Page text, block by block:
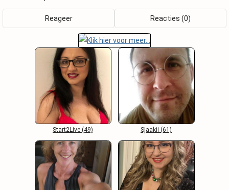
Reageer Reacties (0)
Start2Live (49) Sjaakii (61)